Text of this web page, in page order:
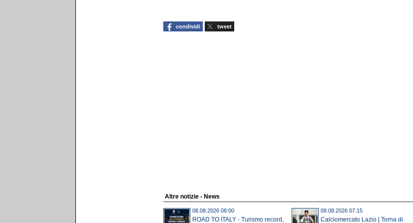
condividi tweet
Altre notizie - News
08.08.2026 08:00
ROAD TO ITALY - Turismo record,
08.08.2026 07:15
Calciomercato Lazio | Torna di